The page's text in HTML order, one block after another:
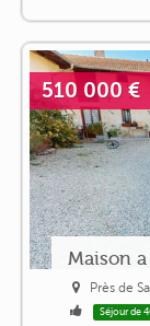
510 000 €
Maison
Près de
Séjour de